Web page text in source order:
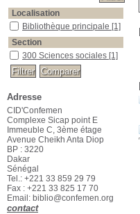
Localisation
Bibliothèque principale [1]
Section
300 Sciences sociales [1]
Adresse
CID'Confemen
Complexe Sicap point E
Immeuble C, 3ème étage
Avenue Cheikh Anta Diop
BP : 3220
Dakar
Sénégal
Tel.: +221 33 859 29 79
Fax : +221 33 825 17 70
Email: biblio@confemen.org
contact